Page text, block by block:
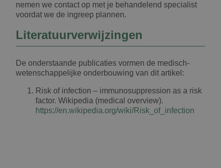
nemen we contact op met je behandelend specialist
voordat we de ingreep plannen.
Literatuurverwijzingen
De onderstaande publicaties vormen de medisch-
wetenschappelijke onderbouwing van dit artikel:
Risk of infection – immunosuppression as a risk
factor. Wikipedia (medical overview).
https://en.wikipedia.org/wiki/Risk_of_infection